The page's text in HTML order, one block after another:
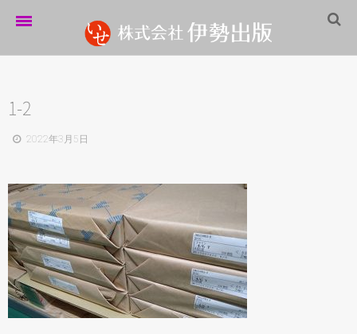
伊勢出版だより
営業案内
企業情報
採用情報
パートナーシップ
お問い合わせ
1-2
2022年3月5日